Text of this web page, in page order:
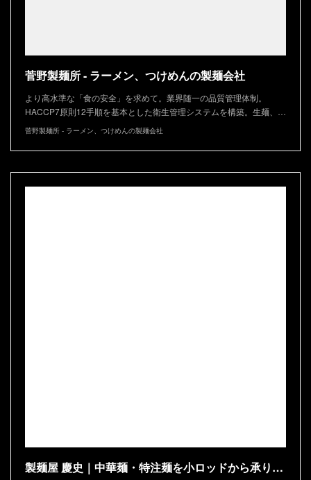
菅野製麺所 - ラーメン、つけめんの製麺会社
より高水準な「食の安全」を求めて。業界随一の品質管理体制。
HACCP7原則12手順を基本とした衛生管理システムを構築。生麺、…
菅野製麺所 - ラーメン、つけめんの製麺会社
製麺屋 慶史｜中華麺・特注麺を小ロッドから承ります